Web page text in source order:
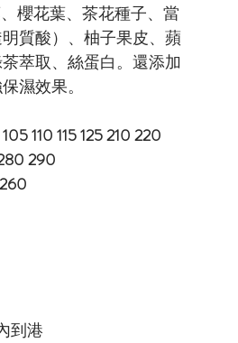
櫻花葉、茶花種子、當
質酸）、柚子果皮、蘋
萃取、絲蛋白。還添加
濕效果。
110 115 125 210 220
290
到港